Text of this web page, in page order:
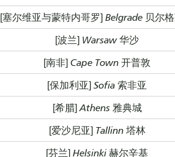
[塞尔维亚与蒙特内哥罗] Belgrade 贝尔
[波兰] Warsaw 华沙
[南非] Cape Town 开普敦
[保加利亚] Sofia 索非亚
[希腊] Athens 雅典城
[爱沙尼亚] Tallinn 塔林
[芬兰] Helsinki 赫尔辛基